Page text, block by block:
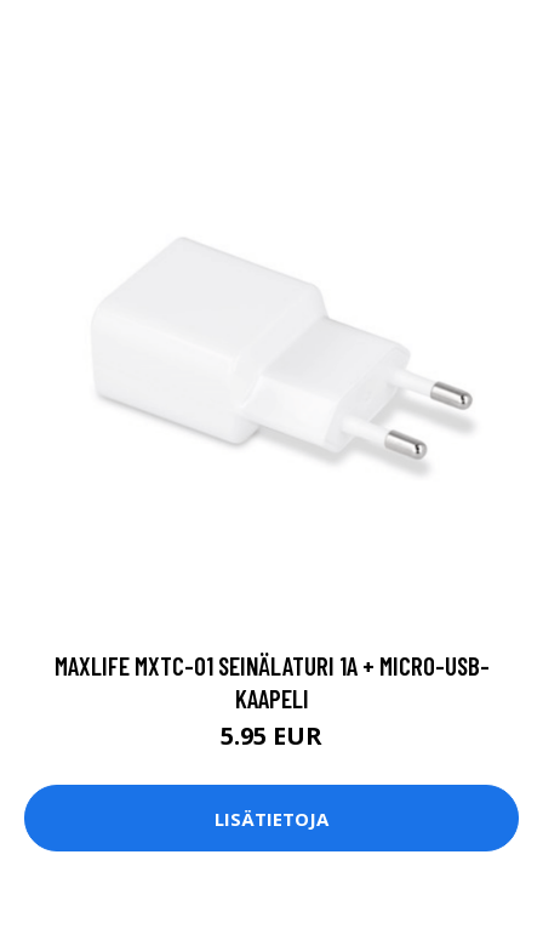
MAXLIFE MXTC-01 SEINÄLATURI 1A + MICRO-USB-
KAAPELI
5.95 EUR
LISÄTIETOJA